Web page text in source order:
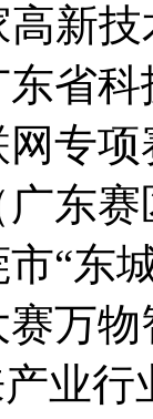
新
省
专
东
“东
万
业